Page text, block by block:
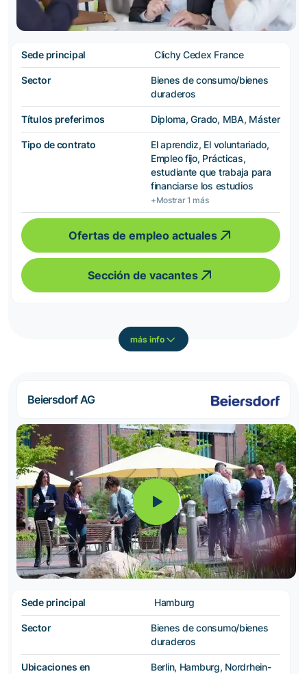
Sede principal Clichy Cedex France
Sector
Bienes de consumo/bienes
duraderos
Títulos preferimos Diploma, Grado, MBA, Máster
Tipo de contrato
El aprendiz, El voluntariado,
Empleo fijo, Prácticas,
estudiante que trabaja para
financiarse los estudios
+Mostrar 1 más
Ofertas de empleo actuales
Sección de vacantes
más info
Beiersdorf AG
Sede principal Hamburg
Sector
Bienes de consumo/bienes
duraderos
Ubicaciones en
Berlin, Hamburg, Nordrhein-